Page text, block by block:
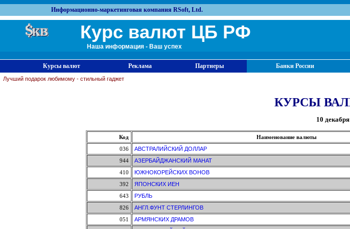
Информационно-маркетинговая компания RSoft, Ltd.
Курс валют ЦБ РФ
Наша информация - Ваш успех
Курсы валют Реклама Партнеры Банки России
Лучший подарок любимому - стильный гаджет
КУРСЫ
10
Код Наименование валюты
036
АВСТРАЛИЙСКИЙ ДОЛЛАР
944
АЗЕРБАЙДЖАНСКИЙ МАНАТ
410
ЮЖНОКОРЕЙСКИХ ВОНОВ
392
ЯПОНСКИХ ИЕН
643
РУБЛЬ
826
АНГЛ.ФУНТ СТЕРЛИНГОВ
051
АРМЯНСКИХ ДРАМОВ